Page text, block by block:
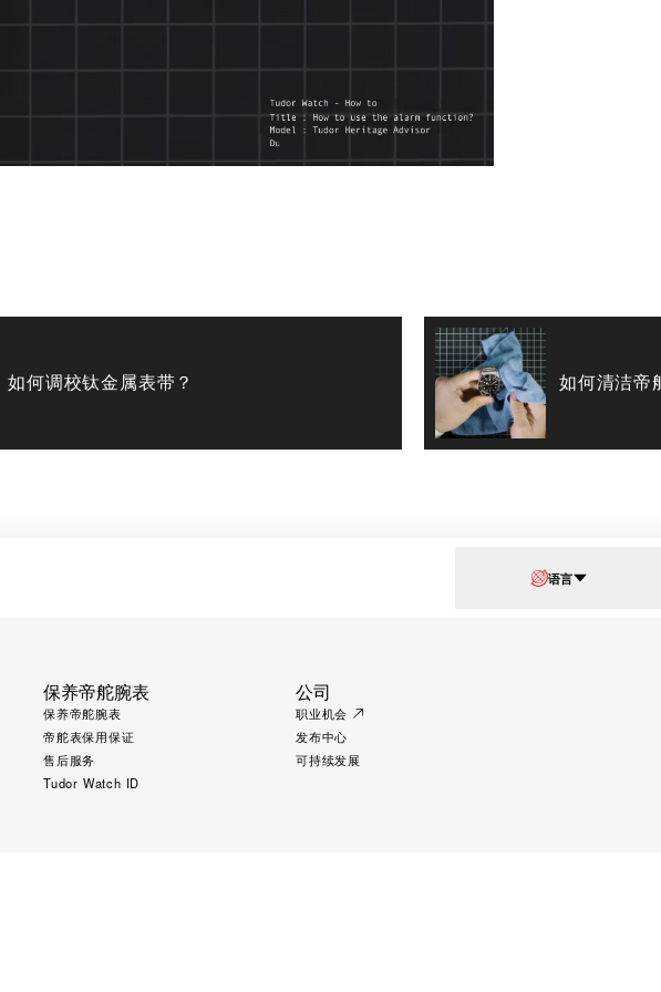
如何调校钛金属表带？ 如何清洁帝
保养帝舵腕表
保养帝舵腕表
帝舵表保用保证
售后服务
Tudor Watch ID
公司
职业机会
发布中心
可持续发展
语言